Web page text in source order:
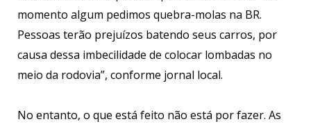
momento algum pedimos quebra-molas na BR.
Pessoas terão prejuízos batendo seus carros, por
causa dessa imbecilidade de colocar lombadas no
meio da rodovia”, conforme jornal local.
No entanto, o que está feito não está por fazer. As